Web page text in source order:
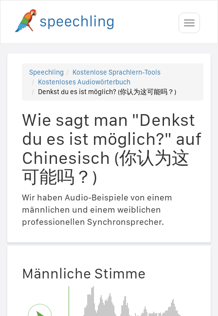
Toggle
Speechling
Kostenlose Sprachlern-Tools
Kostenloses Audiowörterbuch
Denkst du es ist möglich? (你认为这可能吗？)
Wie sagt man "Denkst
du es ist möglich?" auf
Chinesisch (你认为这
可能吗？)
Wir haben Audio-Beispiele von einem
männlichen und einem weiblichen
professionellen Synchronsprecher.
Männliche Stimme